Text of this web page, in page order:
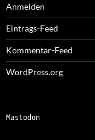
Anmelden
Eintrags-Feed
Kommentar-Feed
WordPress.org
Mastodon